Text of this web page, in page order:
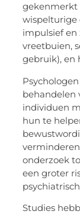
gekenmerkt
wispelturige
impulsief en
vreetbuien,
gebruik), en
behandelen
individuen
hun te
onderzoek
een groter
Studies